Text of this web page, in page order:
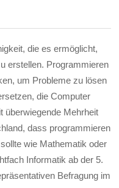
die es ermöglicht,
erstellen. Programmieren
um Probleme zu lösen
die Computer
überwiegende Mehrheit
dass programmieren
wie Mathematik oder
Informatik ab der 5.
Befragung im